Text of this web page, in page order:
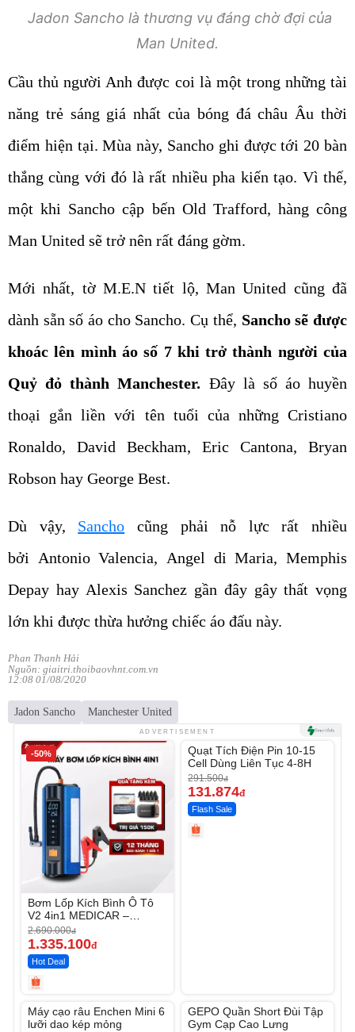
Jadon Sancho là thương vụ đáng chờ đợi của
Man United.
Cầu thủ người Anh được coi là một trong những tài
năng trẻ sáng giá nhất của bóng đá châu Âu thời
điểm hiện tại. Mùa này, Sancho ghi được tới 20 bàn
thắng cùng với đó là rất nhiều pha kiến tạo. Vì thế,
một khi Sancho cập bến Old Trafford, hàng công
Man United sẽ trở nên rất đáng gờm.
Mới nhất, tờ M.E.N tiết lộ, Man United cũng đã
dành sẵn số áo cho Sancho. Cụ thể, Sancho sẽ được
khoác lên mình áo số 7 khi trở thành người của
Quỷ đỏ thành Manchester. Đây là số áo huyền
thoại gắn liền với tên tuổi của những Cristiano
Ronaldo, David Beckham, Eric Cantona, Bryan
Robson hay George Best.
Dù vậy, Sancho cũng phải nỗ lực rất nhiều
bởi Antonio Valencia, Angel di Maria, Memphis
Depay hay Alexis Sanchez gần đây gây thất vọng
lớn khi được thừa hưởng chiếc áo đấu này.
Phan Thanh Hải
Nguồn: giaitri.thoibaovhnt.com.vn
12:08 01/08/2020
Jadon Sancho Manchester United
ADVERTISEMENT
-50%
Bơm Lốp Kích Bình Ô Tô
V2 4in1 MEDICAR –
12.000mAh
2.690.000đ
1.335.100đ
Hot Deal
-54%
Unmute
Quạt Tích Điện Pin 10-15
Cell Dùng Liên Tục 4-8H
291.500đ
131.874đ
Flash Sale
-62%
Máy cạo râu Enchen Mini 6
lưỡi dao kép mỏng
-53%
GEPO Quần Short Đùi Tập
Gym Cạp Cao Lưng